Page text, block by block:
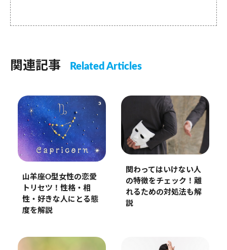
関連記事 Related Articles
山羊座O型女性の恋愛
トリセツ！性格・相
性・好きな人にとる態
度を解説
関わってはいけない人
の特徴をチェック！離
れるための対処法も解
説